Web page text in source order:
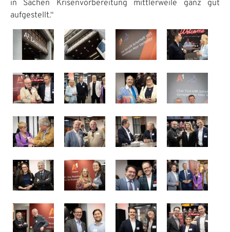
in Sachen Krisenvorbereitung mittlerweile ganz gut
aufgestellt.“